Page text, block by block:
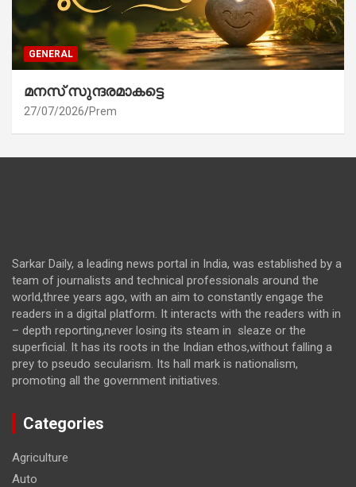
GENERAL
മനസ് സുന്ദരമാകട്ടെ
27/07/2026 Prem
Sarkar Daily, a leading news portal in India, was established by a
team of journalists and technical professionals around the
world,three years ago, with an aim to constantly engage the
readers in a digital platform. It interacts with the readers with in
– depth reporting,never losing its steam in sleaze or the
superficial. It has its roots in the Indian ethos,without falling a
prey to pseudo secularism. Its hall mark is nationalism,
promoting all the government initiatives.
Categories
Agriculture
Auto